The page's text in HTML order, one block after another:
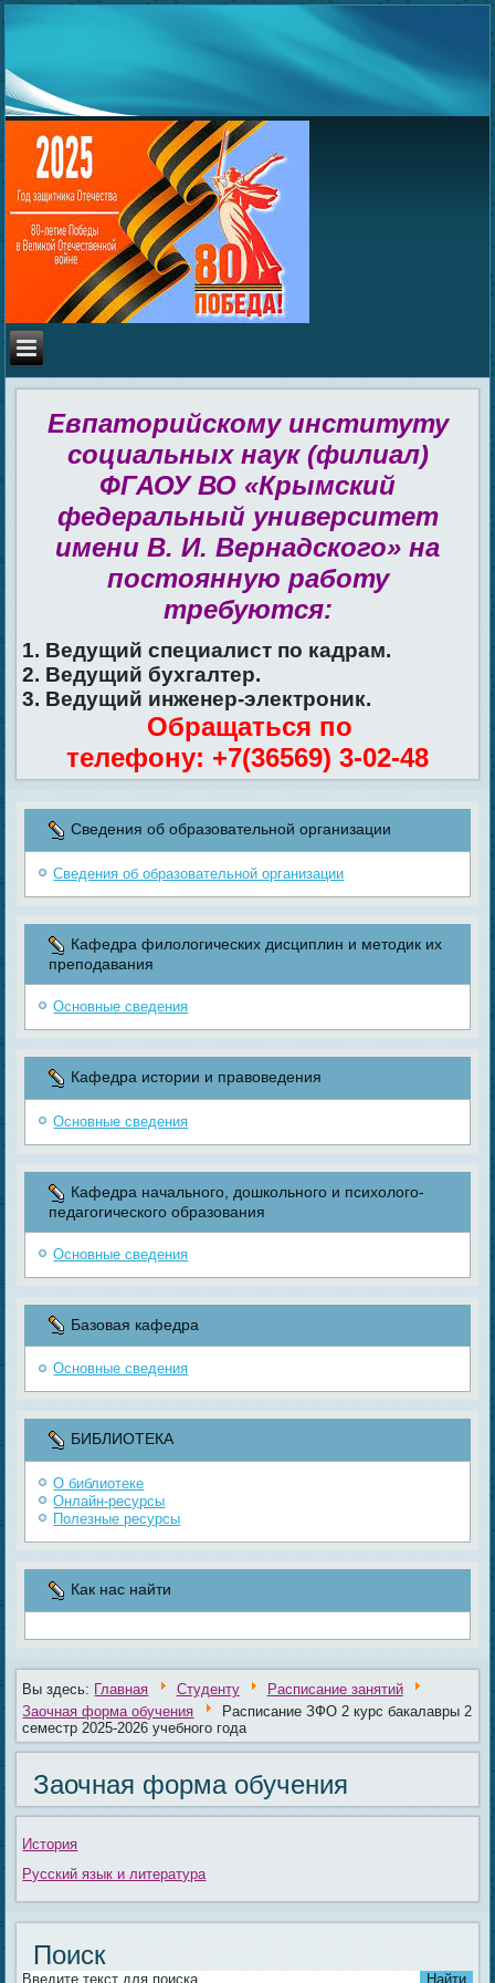
Евпаторийскому институту
социальных наук (филиал)
ФГАОУ ВО «Крымский
федеральный университет
имени В. И. Вернадского» на
постоянную работу
требуются:
1. Ведущий специалист по кадрам.
2. Ведущий бухгалтер.
3. Ведущий инженер-электроник.
Обращаться по
телефону: +7(36569) 3-02-48
Сведения об образовательной организации
Сведения об образовательной организации
Кафедра филологических дисциплин и методик их
преподавания
Основные сведения
Кафедра истории и правоведения
Основные сведения
Кафедра начального, дошкольного и психолого-
педагогического образования
Основные сведения
Базовая кафедра
Основные сведения
БИБЛИОТЕКА
О библиотеке
Онлайн-ресурсы
Полезные ресурсы
Как нас найти
Вы здесь: Главная Студенту
Расписание занятий
Заочная форма обучения
Расписание ЗФО 2 курс бакалавры 2
семестр 2025-2026 учебного года
Заочная форма обучения
История
Русский язык и литература
Поиск